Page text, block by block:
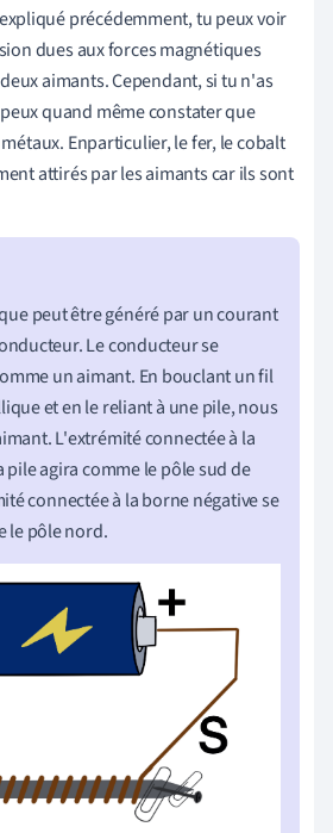
précédemment, tu peux voir
dues aux forces magnétiques
aimants. Cependant, si tu n'as
quand même constater que
Enparticulier, le fer, le cobalt
attirés par les aimants car ils sont
peut être généré par un courant
Le conducteur se
un aimant. En bouclant un fil
et en le reliant à une pile, nous
L'extrémité connectée à la
agira comme le pôle sud de
connectée à la borne négative se
le pôle nord.